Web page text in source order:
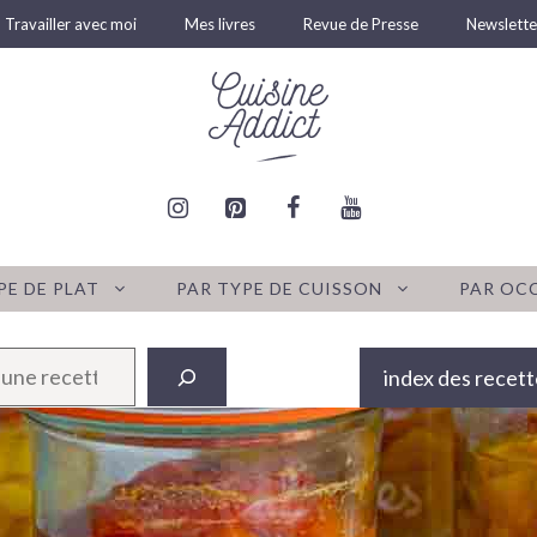
Travailler avec moi Mes livres Revue de Presse
DE PLAT PAR TYPE DE CUISSON PAR
index des